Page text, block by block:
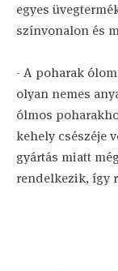
egyes
színvonalon és
- A poharak
olyan nemes
ólmos
kehely csészéje
gyártás miatt
rendelkezik, így